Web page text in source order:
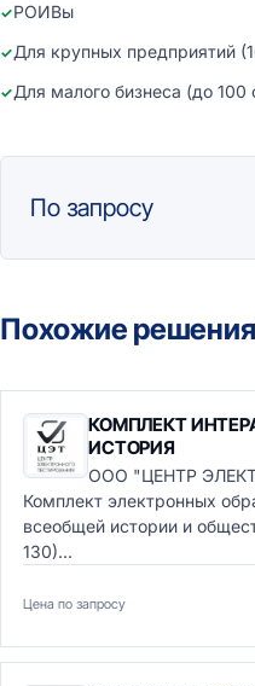
РОИВы
Для крупных предприятий
Для малого бизнеса (до 100
По запросу
Похожие решения
КОМПЛЕКТ
ИСТОРИЯ
ООО "ЦЕНТР
Комплект электронных
всеобщей истории и
130)...
Цена по запросу